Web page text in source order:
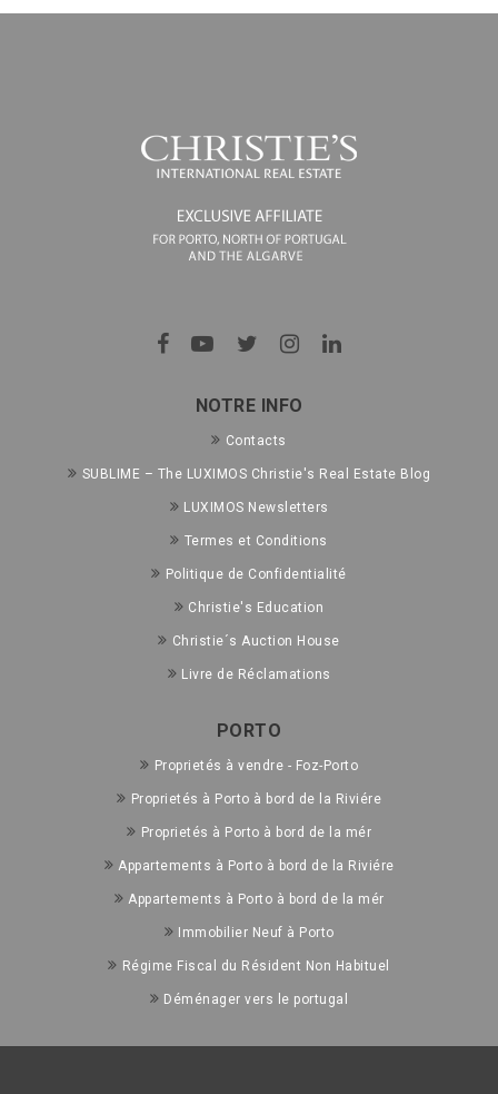
NOTRE INFO
Contacts
SUBLIME – The LUXIMOS Christie's Real Estate Blog
LUXIMOS Newsletters
Termes et Conditions
Politique de Confidentialité
Christie's Education
Christie´s Auction House
Livre de Réclamations
PORTO
Proprietés à vendre - Foz-Porto
Proprietés à Porto à bord de la Riviére
Proprietés à Porto à bord de la mér
Appartements à Porto à bord de la Riviére
Appartements à Porto à bord de la mér
Immobilier Neuf à Porto
Régime Fiscal du Résident Non Habituel
Déménager vers le portugal